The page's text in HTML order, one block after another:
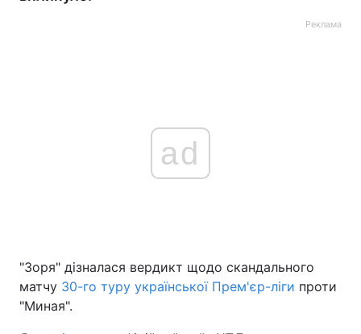
Реклама
ad
"Зоря" дізналася вердикт щодо скандального
матчу 30-го туру української Прем'єр-ліги проти
"Миная".